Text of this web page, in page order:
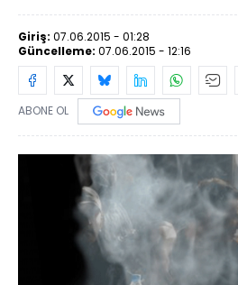
Giriş: 07.06.2015 - 01:28
Güncelleme: 07.06.2015 - 12:16
ABONE OL